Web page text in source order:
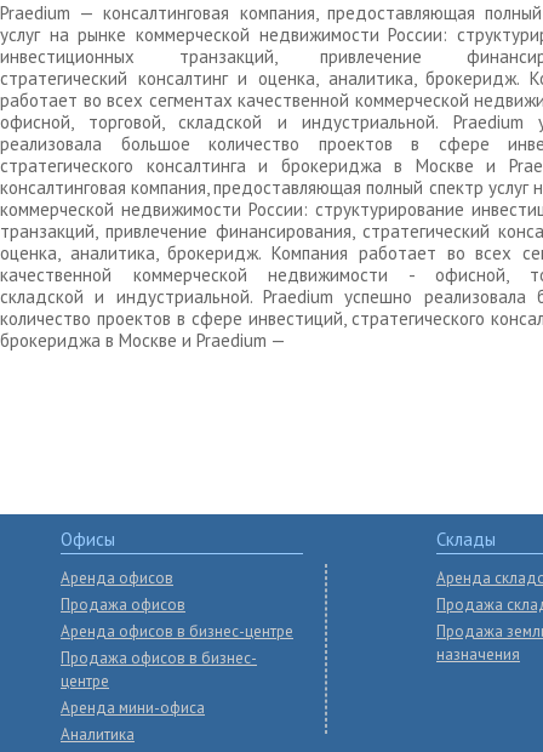
Praedium — консалтинговая компания, предоставляющая
услуг на рынке коммерческой недвижимости России:
инвестиционных транзакций, привлечение
стратегический консалтинг и оценка, аналитика, брокеридж.
работает во всех сегментах качественной коммерческой
офисной, торговой, складской и индустриальной. Praedium
реализовала большое количество проектов в сфере
стратегического консалтинга и брокериджа в Москве и
консалтинговая компания, предоставляющая полный спектр услуг
коммерческой недвижимости России: структурирование
транзакций, привлечение финансирования, стратегический
оценка, аналитика, брокеридж. Компания работает во всех
качественной коммерческой недвижимости - офисной,
складской и индустриальной. Praedium успешно реализовала
количество проектов в сфере инвестиций, стратегического
брокериджа в Москве и Praedium —
Офисы
Аренда офисов
Продажа офисов
Аренда офисов в бизнес-центре
Продажа офисов в бизнес-
центре
Аренда мини-офиса
Аналитика
Склады
Аренда
Продажа
Продажа
назначения